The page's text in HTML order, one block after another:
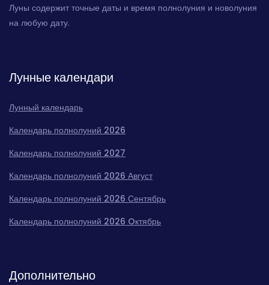
Луны содержит точные даты и время полнолуния и новолуния
на любую дату.
Лунные календари
Лунный календарь
Календарь полнолуний 2026
Календарь полнолуний 2027
Календарь полнолуний 2026 Август
Календарь полнолуний 2026 Сентябрь
Календарь полнолуний 2026 Oктябрь
Дополнительно